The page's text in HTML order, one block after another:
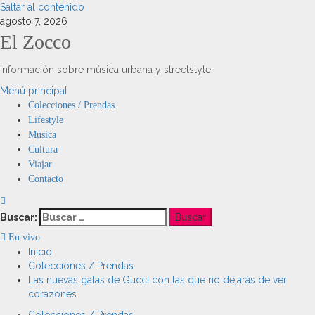
Saltar al contenido
agosto 7, 2026
El Zocco
Información sobre música urbana y streetstyle
Menú principal
Colecciones / Prendas
Lifestyle
Música
Cultura
Viajar
Contacto
Buscar:
En vivo
Inicio
Colecciones / Prendas
Las nuevas gafas de Gucci con las que no dejarás de ver
corazones